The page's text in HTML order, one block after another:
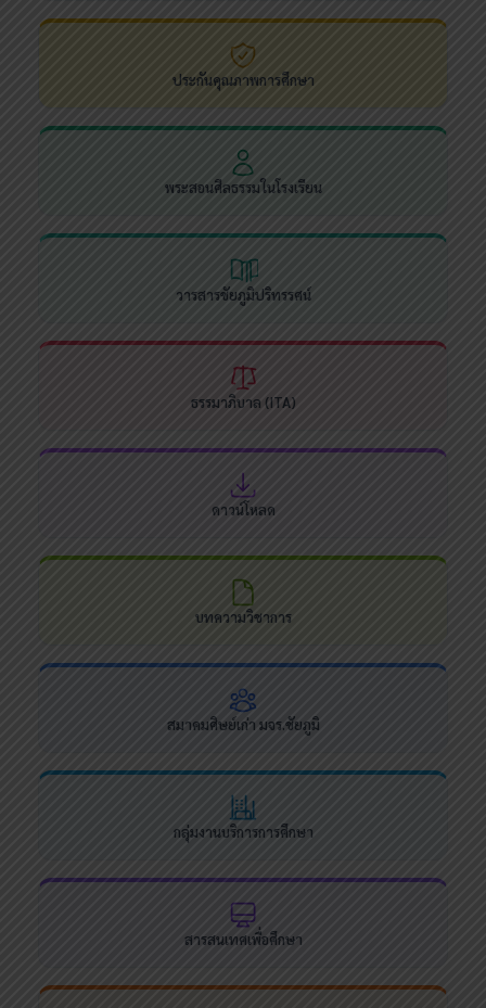
ประกันคุณภาพการศึกษา
พระสอนศีลธรรมในโรงเรียน
วารสารชัยภูมิปริทรรศน์
ธรรมาภิบาล (ITA)
ดาวน์โหลด
บทความวิชาการ
สมาคมศิษย์เก่า มจร.ชัยภูมิ
กลุ่มงานบริการการศึกษา
สารสนเทศเพื่อศึกษา